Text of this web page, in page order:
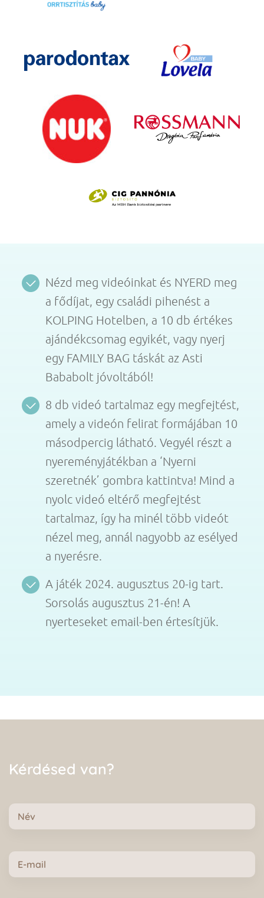
Nézd meg videóinkat és NYERD meg
a fődíjat, egy családi pihenést a
KOLPING Hotelben, a 10 db értékes
ajándékcsomag egyikét, vagy nyerj
egy FAMILY BAG táskát az Asti
Bababolt jóvoltából!
8 db videó tartalmaz egy megfejtést,
amely a videón felirat formájában 10
másodpercig látható. Vegyél részt a
nyereményjátékban a ‘Nyerni
szeretnék’ gombra kattintva! Mind a
nyolc videó eltérő megfejtést
tartalmaz, így ha minél több videót
nézel meg, annál nagyobb az esélyed
a nyerésre.
A játék 2024. augusztus 20-ig tart.
Sorsolás augusztus 21-én! A
nyerteseket email-ben értesítjük.
Kérdésed van?
mail